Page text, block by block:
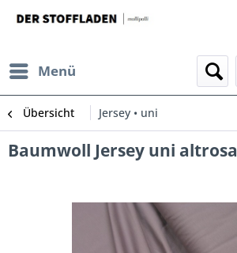
Menü
Übersicht Jersey • uni
Baumwoll Jersey uni altrosa